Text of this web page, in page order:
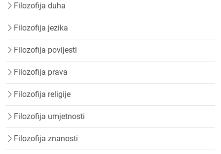
Filozofija duha
Filozofija jezika
Filozofija povijesti
Filozofija prava
Filozofija religije
Filozofija umjetnosti
Filozofija znanosti